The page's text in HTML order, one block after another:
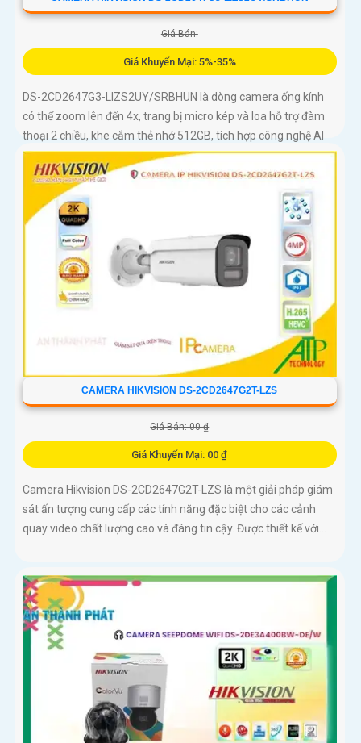
Giá Bán:
Giá Khuyến Mại: 5%-35%
DS-2CD2647G3-LIZS2UY/SRBHUN là dòng camera ống kính
có thể zoom lên đến 4x, trang bị micro kép và loa hỗ trợ đàm
thoại 2 chiều, khe cắm thẻ nhớ 512GB, tích hợp công nghệ AI
trong việc cân bằng màu sáng trong điều kiện ánh sáng yếu,
ống kính có độ phân giải 4
CAMERA HIKVISION DS-2CD2647G2T-LZS
Giá Bán: 00 ₫
Giá Khuyến Mại: 00 ₫
Camera Hikvision DS-2CD2647G2T-LZS là một giải pháp giám
sát ấn tượng cung cấp các tính năng đặc biệt cho các cảnh
quay video chất lượng cao và đáng tin cậy. Được thiết kế với...